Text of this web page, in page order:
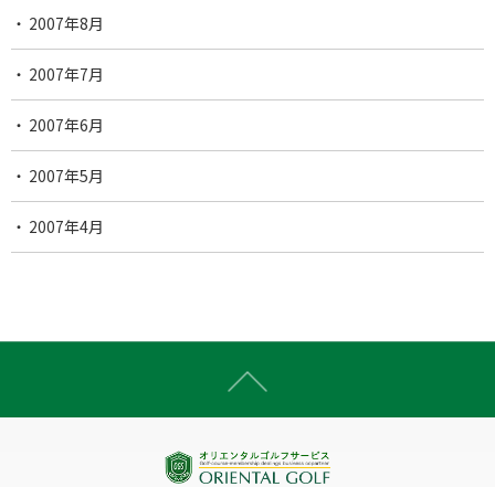
2007年8月
2007年7月
2007年6月
2007年5月
2007年4月